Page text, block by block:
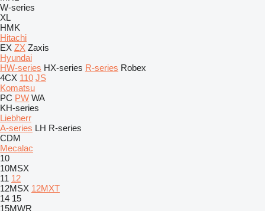
W-series
XL
HMK
Hitachi
EX ZX Zaxis
Hyundai
HW-series HX-series R-series Robex
4CX 110 JS
Komatsu
PC PW WA
KH-series
Liebherr
A-series LH R-series
CDM
Mecalac
10
10MSX
11 12
12MSX 12MXT
14 15
15MWR